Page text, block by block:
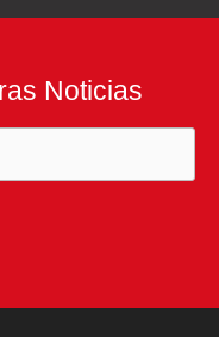
Noticias